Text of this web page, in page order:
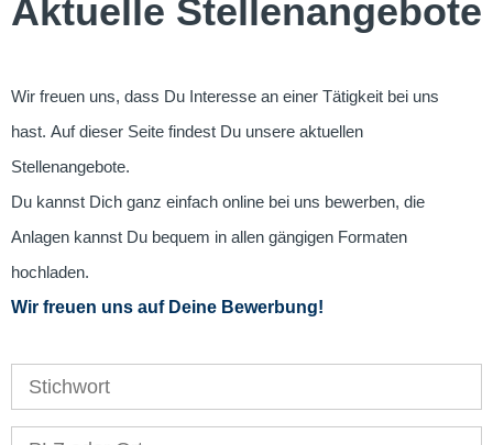
Aktuelle Stellenangebote
Wir freuen uns, dass Du Interesse an einer Tätigkeit bei uns
hast. Auf dieser Seite findest Du unsere aktuellen
Stellenangebote.
Du kannst Dich ganz einfach online bei uns bewerben, die
Anlagen kannst Du bequem in allen gängigen Formaten
hochladen.
Wir freuen uns auf Deine Bewerbung!